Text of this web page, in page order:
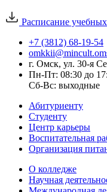
Расписание
+7 (3812) 68-19-54
г. Омск, ул. 30-я
Пн-Пт: 08:30 до
Сб-Вс: выходные
Абитуриенту
Студенту
Центр карьеры
Воспитательная
Организация
О колледже
Научная